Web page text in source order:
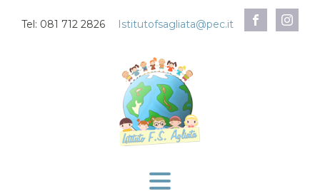
Tel: 081 712 2826 Istitutofsagliata@pec.it